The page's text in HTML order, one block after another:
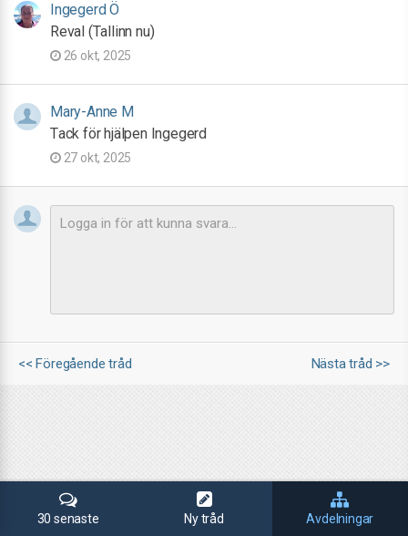
Ingegerd Ö
Reval (Tallinn nu)
26 okt, 2025
Mary-Anne M
Tack för hjälpen Ingegerd
27 okt, 2025
<< Föregående tråd Nästa tråd >>
30 senaste Ny tråd Avdelningar